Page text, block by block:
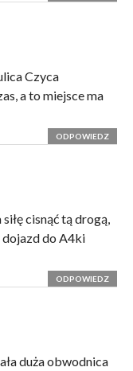
Czyca
a to miejsce ma
ODPOWIEDZ
cisnąć tą drogą,
do A4ki
ODPOWIEDZ
duża obwodnica